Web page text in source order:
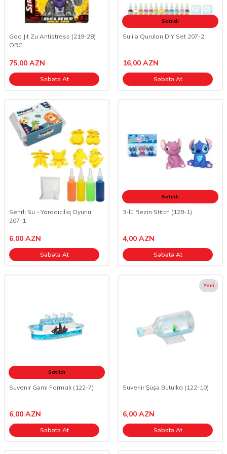
Goo Jit Zu Antistress (219-28)
ORG
75,00 AZN
Səbətə At
Satıldı
Su ilə Qurulan DIY Set 207-2
16,00 AZN
Səbətə At
Sehrli Su - Yaradıcılıq Oyunu
207-1
6,00 AZN
Səbətə At
Satıldı
3-lü Rezin Stitch (128-1)
4,00 AZN
Səbətə At
Satıldı
Suvenir Gəmi Formalı (122-7)
6,00 AZN
Səbətə At
Yeni
Suvenir Şüşə Butulka (122-10)
6,00 AZN
Səbətə At